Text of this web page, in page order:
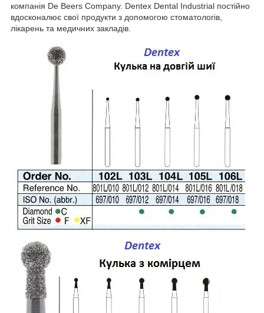
компанія De Beers Company. Dentex Dental Industrial постійно
вдосконалює свої продукти з допомогою стоматологів,
лікарень та медичних закладів.